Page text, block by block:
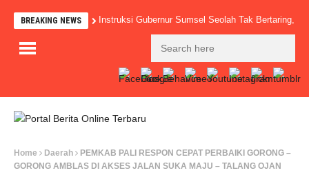
BREAKING NEWS Instruksi Gubernur Sumsel Seolah Tak Bertaring,
Home Daerah
PEMKAB PALI RESPON CEPAT PERBAIKI GORONG –
GORONG AMBLAS DI AKSES JALAN SUKA MAJU – TALANG OJAN